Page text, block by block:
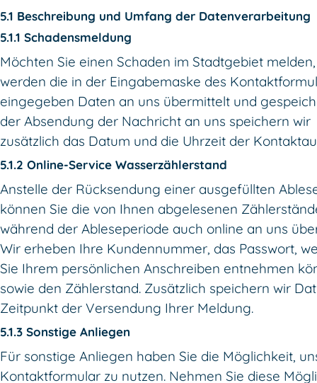
5.1 Beschreibung und Umfang der Datenverarbeitung
5.1.1 Schadensmeldung
Möchten Sie einen Schaden im Stadtgebiet
werden die in der Eingabemaske des
eingegeben Daten an uns übermittelt und
der Absendung der Nachricht an uns speichern wir
zusätzlich das Datum und die Uhrzeit der
5.1.2 Online-Service Wasserzählerstand
Anstelle der Rücksendung einer ausgefüllten
können Sie die von Ihnen abgelesenen
während der Ableseperiode auch online an uns
Wir erheben Ihre Kundennummer, das Passwort,
Sie Ihrem persönlichen Anschreiben entnehmen
sowie den Zählerstand. Zusätzlich speichern wir
Zeitpunkt der Versendung Ihrer Meldung.
5.1.3 Sonstige Anliegen
Für sonstige Anliegen haben Sie die Möglichkeit,
Kontaktformular zu nutzen. Nehmen Sie diese